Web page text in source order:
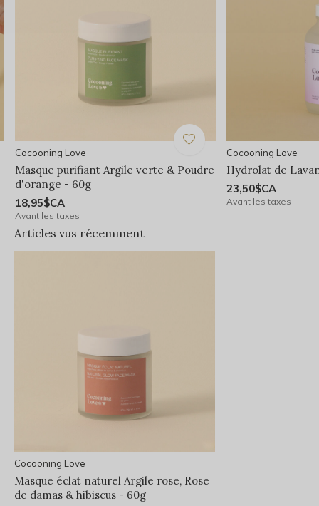
Cocooning Love
Masque purifiant Argile verte & Poudre
d'orange - 60g
18,95$CA
Avant les taxes
Cocooning Love
Hydrolat de
23,50$CA
Avant les taxes
Articles vus récemment
Cocooning Love
Masque éclat naturel Argile rose, Rose
de damas & hibiscus - 60g